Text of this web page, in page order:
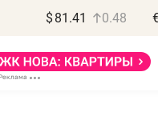
$ 81.41 0.48